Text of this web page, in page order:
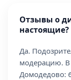
Отзывы о
настоящие?
Да.
модерацию. В
Домодедово: